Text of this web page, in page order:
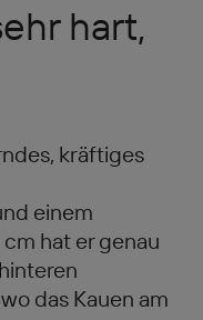
hart,
kräftiges
einem
hat er genau
das Kauen am